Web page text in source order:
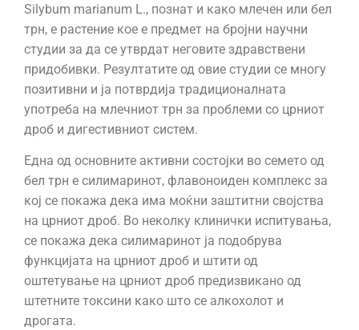
Silybum marianum L., познат и како млечен или бел
трн, е растение кое е предмет на бројни научни
студии за да се утврдат неговите здравствени
придобивки. Резултатите од овие студии се многу
позитивни и ја потврдија традиционалната
употреба на млечниот трн за проблеми со црниот
дроб и дигестивниот систем.
Една од основните активни состојки во семето од
бел трн е силимаринот, флавоноиден комплекс за
кој се покажа дека има моќни заштитни својства
на црниот дроб. Во неколку клинички испитувања,
се покажа дека силимаринот ја подобрува
функцијата на црниот дроб и штити од
оштетување на црниот дроб предизвикано од
штетните токсини како што се алкохолот и
дрогата.